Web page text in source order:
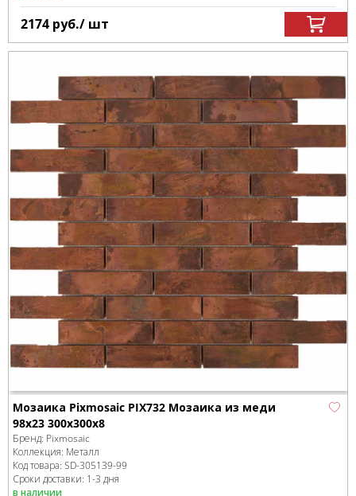
2174 руб./ шт
Мозаика Pixmosaic PIX732 Мозаика из меди
98x23 300х300x8
Бренд: Pixmosaic
Коллекция: Металл
Код товара: SD-305139-99
Сроки доставки: 1-3 дня
в наличии